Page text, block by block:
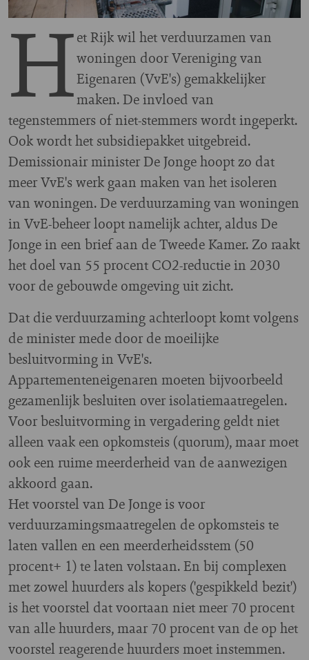
Het Rijk wil het verduurzamen van
woningen door Vereniging van
Eigenaren (VvE's) gemakkelijker
maken. De invloed van
tegenstemmers of niet-stemmers wordt ingeperkt.
Ook wordt het subsidiepakket uitgebreid.
Demissionair minister De Jonge hoopt zo dat
meer VvE's werk gaan maken van het isoleren
van woningen. De verduurzaming van woningen
in VvE-beheer loopt namelijk achter, aldus De
Jonge in een brief aan de Tweede Kamer. Zo raakt
het doel van 55 procent CO2-reductie in 2030
voor de gebouwde omgeving uit zicht.
Dat die verduurzaming achterloopt komt volgens
de minister mede door de moeilijke
besluitvorming in VvE's.
Appartementeneigenaren moeten bijvoorbeeld
gezamenlijk besluiten over isolatiemaatregelen.
Voor besluitvorming in vergadering geldt niet
alleen vaak een opkomsteis (quorum), maar moet
ook een ruime meerderheid van de aanwezigen
akkoord gaan.
Het voorstel van De Jonge is voor
verduurzamingsmaatregelen de opkomsteis te
laten vallen en een meerderheidsstem (50
procent+ 1) te laten volstaan. En bij complexen
met zowel huurders als kopers ('gespikkeld bezit')
is het voorstel dat voortaan niet meer 70 procent
van alle huurders, maar 70 procent van de op het
voorstel reagerende huurders moet instemmen.